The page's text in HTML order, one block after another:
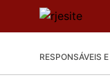
RESPONSÁVEIS